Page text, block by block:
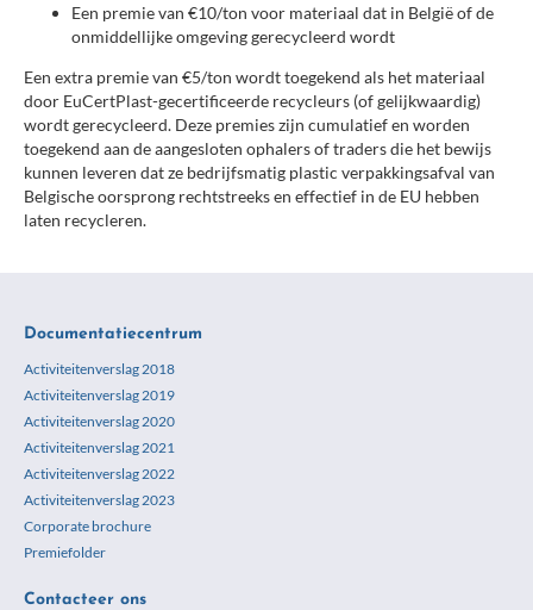
Een premie van €10/ton voor materiaal dat in België of de
onmiddellijke omgeving gerecycleerd wordt
Een extra premie van €5/ton wordt toegekend als het materiaal
door EuCertPlast-gecertificeerde recycleurs (of gelijkwaardig)
wordt gerecycleerd. Deze premies zijn cumulatief en worden
toegekend aan de aangesloten ophalers of traders die het bewijs
kunnen leveren dat ze bedrijfsmatig plastic verpakkingsafval van
Belgische oorsprong rechtstreeks en effectief in de EU hebben
laten recycleren.
Documentatiecentrum
Activiteitenverslag 2018
Activiteitenverslag 2019
Activiteitenverslag 2020
Activiteitenverslag 2021
Activiteitenverslag 2022
Activiteitenverslag 2023
Corporate brochure
Premiefolder
Contacteer ons